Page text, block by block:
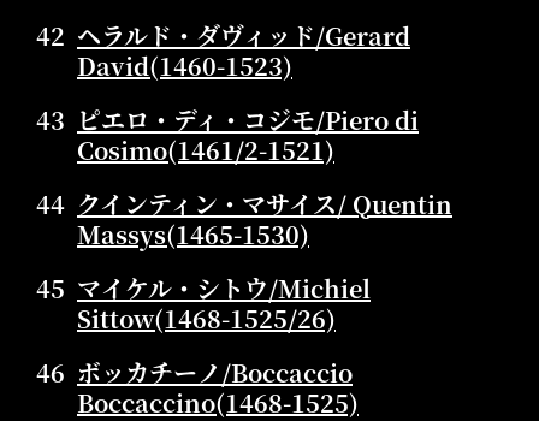
42 ヘラルド・ダヴィッド/Gerard
David(1460-1523)
43 ピエロ・ディ・コジモ/Piero di
Cosimo(1461/2-1521)
44 クインティン・マサイス/ Quentin
Massys(1465-1530)
45 マイケル・シトウ/Michiel
Sittow(1468-1525/26)
46 ボッカチーノ/Boccaccio
Boccaccino(1468-1525)